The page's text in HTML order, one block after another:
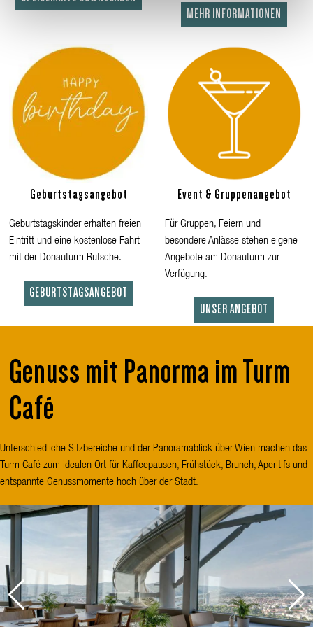
MEHR INFORMATIONEN
Geburtstagsangebot
Geburtstagskinder erhalten freien
Eintritt und eine kostenlose Fahrt
mit der Donauturm Rutsche.
GEBURTSTAGSANGEBOT
Event & Gruppenangebot
Für Gruppen, Feiern und
besondere Anlässe stehen eigene
Angebote am Donauturm zur
Verfügung.
UNSER ANGEBOT
Genuss mit Panorma im Turm
Café
Unterschiedliche Sitzbereiche und der Panoramablick über Wien machen das
Turm Café zum idealen Ort für Kaffeepausen, Frühstück, Brunch, Aperitifs und
entspannte Genussmomente hoch über der Stadt.